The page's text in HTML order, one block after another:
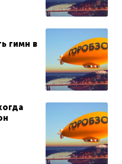
гимн в